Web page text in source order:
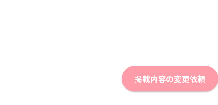
掲載内容の変更依頼